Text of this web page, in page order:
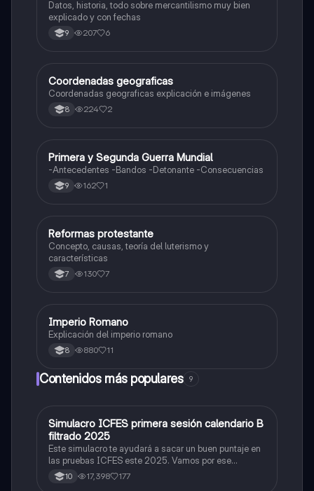
Datos, historia, todo sobre mercantilismo muy bien
explicado y con fechas
9 207 6
Sociales/Historia
Coordenadas geograficas
Coordenadas geograficas explicación e imágenes
8 224 2
Sociales/Historia
Primera y Segunda Guerra Mundial
-Antecedentes -Bandos -Detonante -Consecuencias
9 162 1
Sociales/Historia
Reformas protestante
Concepto, causas, teoría del luterismo y
características
7 130 7
Sociales/Historia
Imperio Romano
Explicación del imperio romano
8 880 11
Contenidos más populares 9
ICFES: Matemáticas
Simulacro ICFES primera sesión calendario B
filtrado 2025
Este simulacro te ayudará a sacar un buen puntaje en
las pruebas ICFES este 2025. Vamos por ese
500/500. Y poder ser admitido en la universidad que
quieras, estudiar la carrera que quieres y no la que te
10 17,398 177